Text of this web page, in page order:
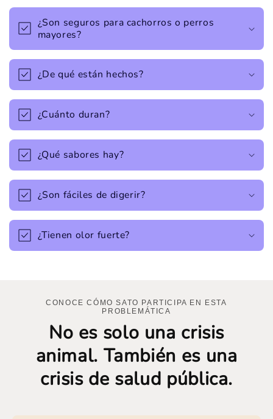
¿Son seguros para cachorros o perros
mayores?
¿De qué están hechos?
¿Cuánto duran?
¿Qué sabores hay?
¿Son fáciles de digerir?
¿Tienen olor fuerte?
CONOCE CÓMO SATO PARTICIPA EN ESTA
PROBLEMÁTICA
No es solo una crisis
animal. También es una
crisis de salud pública.